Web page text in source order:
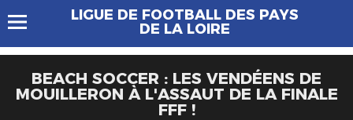
LIGUE DE FOOTBALL DES PAYS
DE LA LOIRE
BEACH SOCCER : LES VENDÉENS DE
MOUILLERON À L'ASSAUT DE LA FINALE
FFF !